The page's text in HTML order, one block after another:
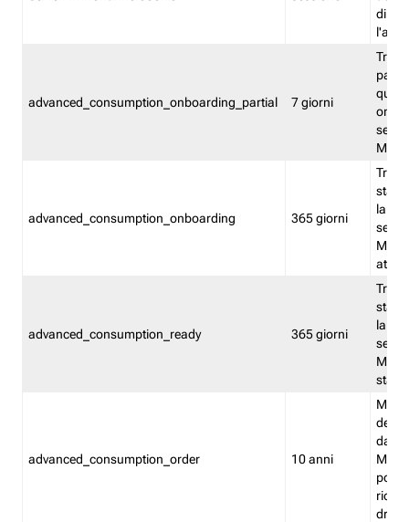
advanced_consumption_onboarding_partial 7 giorni
advanced_consumption_onboarding 365 giorni
stata
la
advanced_consumption_ready 365 giorni
stata
la
stato
advanced_consumption_order 10 anni
delle